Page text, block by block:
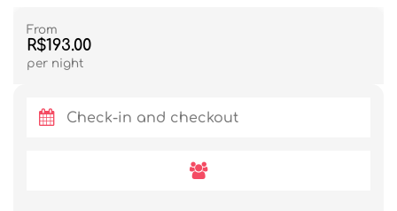
From
R$193.00
per night